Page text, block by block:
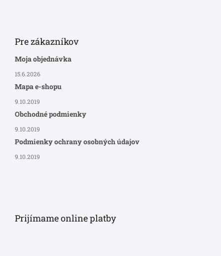
Pre zákazníkov
Moja objednávka
15.6.2026
Mapa e-shopu
9.10.2019
Obchodné podmienky
9.10.2019
Podmienky ochrany osobných údajov
9.10.2019
Prijímame online platby